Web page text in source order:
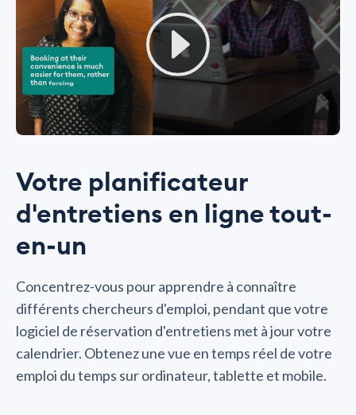
Votre planificateur
d'entretiens en ligne tout-
en-un
Concentrez-vous pour apprendre à connaître
différents chercheurs d'emploi, pendant que votre
logiciel de réservation d'entretiens met à jour votre
calendrier. Obtenez une vue en temps réel de votre
emploi du temps sur ordinateur, tablette et mobile.